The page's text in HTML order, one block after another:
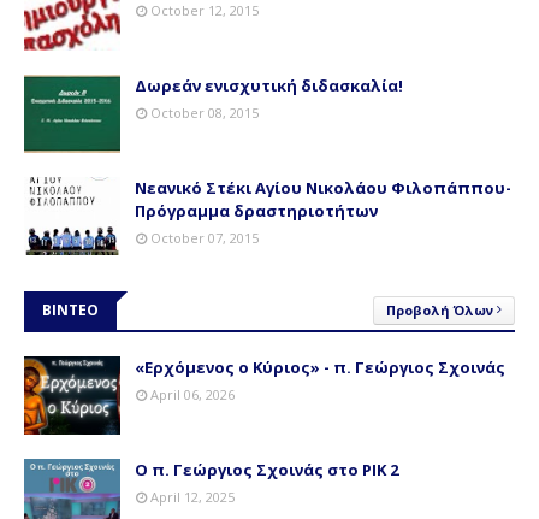
October 12, 2015
Δωρεάν ενισχυτική διδασκαλία!
October 08, 2015
Νεανικό Στέκι Αγίου Νικολάου Φιλοπάππου-
Πρόγραμμα δραστηριοτήτων
October 07, 2015
ΒΙΝΤΕΟ Προβολή Όλων
«Ερχόμενος ο Κύριος» - π. Γεώργιος Σχοινάς
April 06, 2026
Ο π. Γεώργιος Σχοινάς στο ΡΙΚ 2
April 12, 2025